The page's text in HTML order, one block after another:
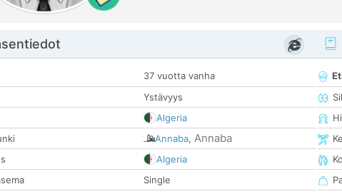
37 vuotta vanha
Ystävyys
Algeria
Annaba, Annaba
Algeria
Single